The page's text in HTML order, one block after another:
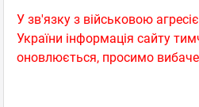
У зв'язку з військовою
України інформація сайту
оновлюється, просимо